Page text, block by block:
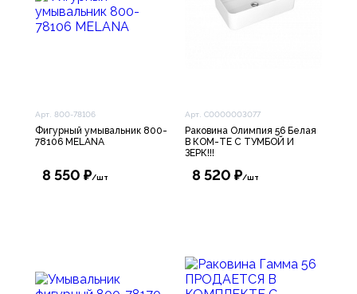
Арт. 800-78106
Фигурный умывальник 800-
78106 MELANA
8 550 ₽/шт
Арт. C0000003077
Раковина Олимпия 56 Белая
В КОМ-ТЕ С ТУМБОЙ И
ЗЕРК!!!
8 520 ₽/шт